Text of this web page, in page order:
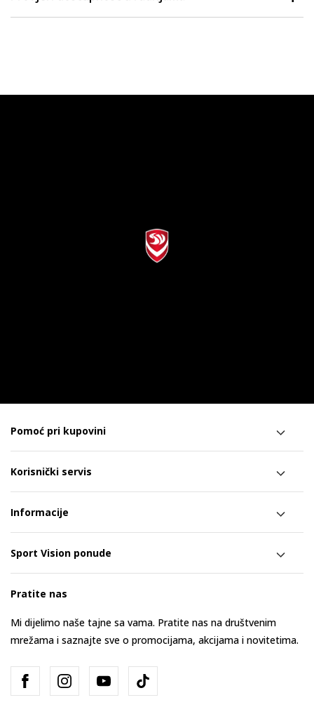
Pomoć pri kupovini
Korisnički servis
Informacije
Sport Vision ponude
Pratite nas
Mi dijelimo naše tajne sa vama. Pratite nas na društvenim
mrežama i saznajte sve o promocijama, akcijama i novitetima.